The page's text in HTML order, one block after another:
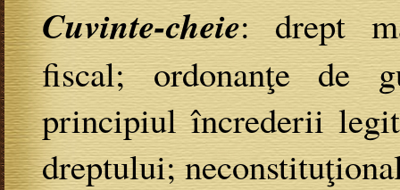
Cuvinte-cheie: drept
fiscal; ordonanţe de
principiul încrederii
dreptului;